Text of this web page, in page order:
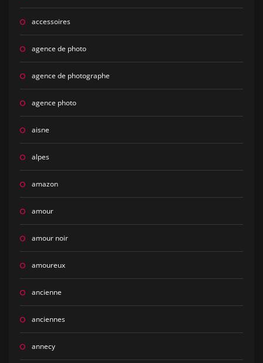
accessoires
agence de photo
agence de photographe
agence photo
aisne
alpes
amazon
amour
amour noir
amoureux
ancienne
anciennes
annecy